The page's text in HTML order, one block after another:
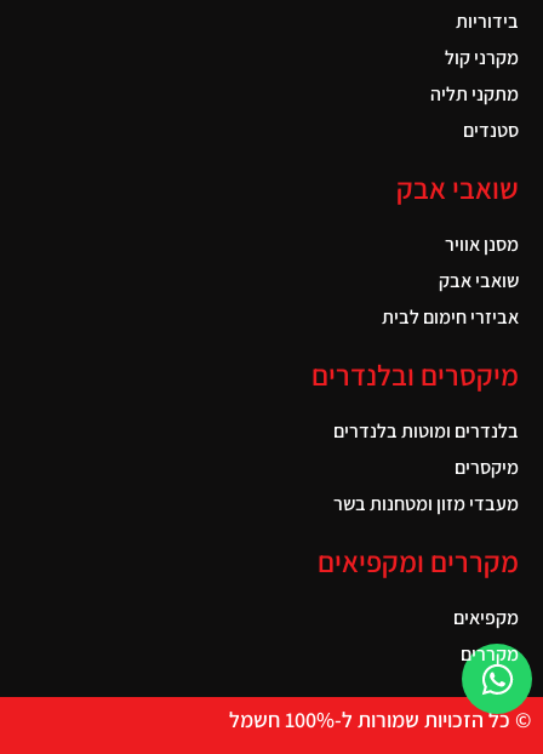
בידוריות
מקרני קול
מתקני תליה
סטנדים
שואבי אבק
מסנן אוויר
שואבי אבק
אביזרי חימום לבית
מיקסרים ובלנדרים
בלנדרים ומוטות בלנדרים
מיקסרים
מעבדי מזון ומטחנות בשר
מקררים ומקפיאים
מקפיאים
מקררים
© כל הזכויות שמורות ל-100% חשמל